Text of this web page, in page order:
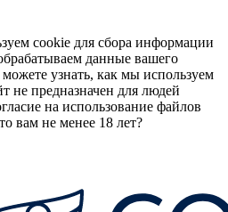
cookie для сбора информации
данные вашего
узнать, как мы используем
не предназначен для людей
на использование файлов
вам не менее 18 лет?